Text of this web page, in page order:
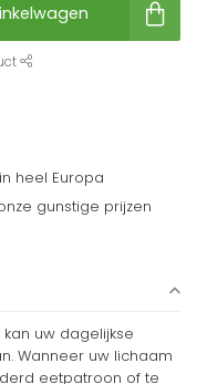
heel Europa
gunstige prijzen
uw dagelijkse
Wanneer uw lichaam
eetpatroon of te